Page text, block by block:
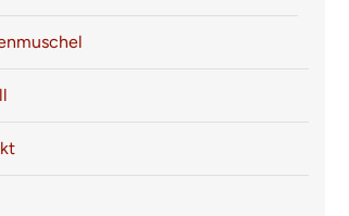
[...]